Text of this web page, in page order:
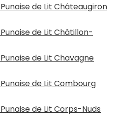
de Lit Châteaugiron
de Lit Châtillon-
de Lit Chavagne
de Lit Combourg
de Lit Corps-Nuds